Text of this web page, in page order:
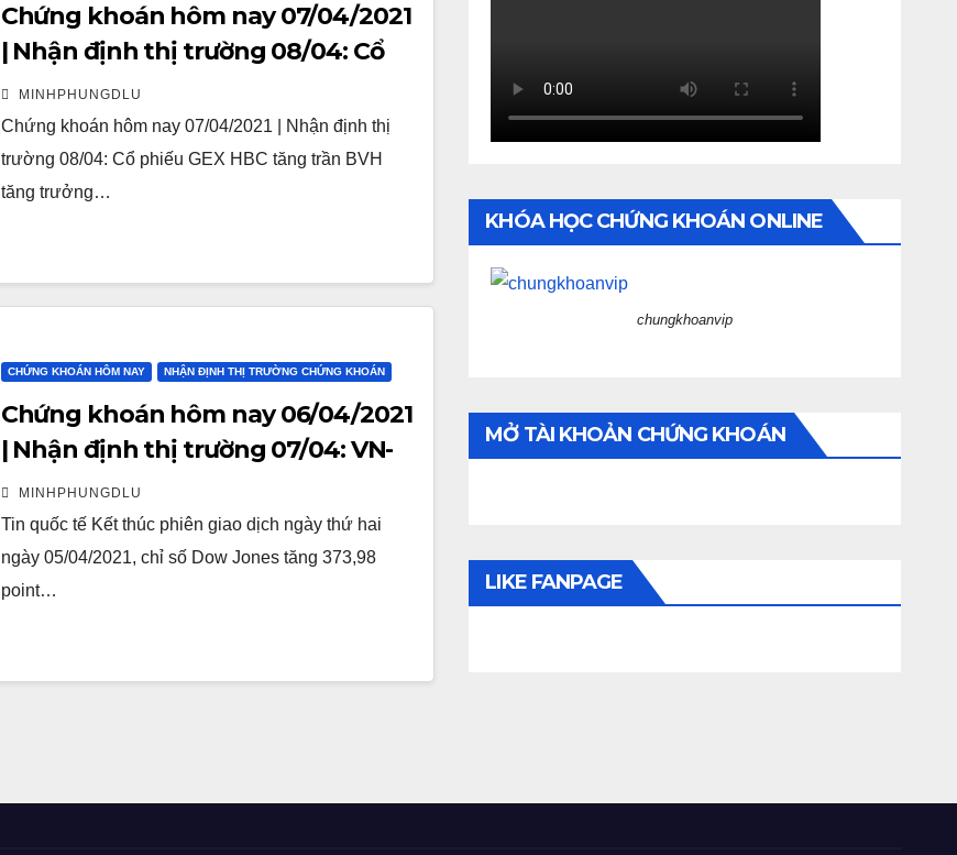
Chứng khoán hôm nay 07/04/2021
| Nhận định thị trường 08/04: Cổ
phiếu GEX HBC tăng trần
MINHPHUNGDLU
Chứng khoán hôm nay 07/04/2021 | Nhận định thị
trường 08/04: Cổ phiếu GEX HBC tăng trần BVH
tăng trưởng…
CHỨNG KHOÁN HÔM NAY NHẬN ĐỊNH THỊ TRƯỜNG CHỨNG KHOÁN
Chứng khoán hôm nay 06/04/2021
| Nhận định thị trường 07/04: VN-
index xuất hiện áp lực chốt lời
vùng kháng cự
MINHPHUNGDLU
Tin quốc tế Kết thúc phiên giao dịch ngày thứ hai
ngày 05/04/2021, chỉ số Dow Jones tăng 373,98
point…
KHÓA HỌC CHỨNG KHOÁN ONLINE
chungkhoanvip
MỞ TÀI KHOẢN CHỨNG KHOÁN
LIKE FANPAGE